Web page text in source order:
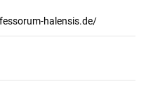
halensis.de/